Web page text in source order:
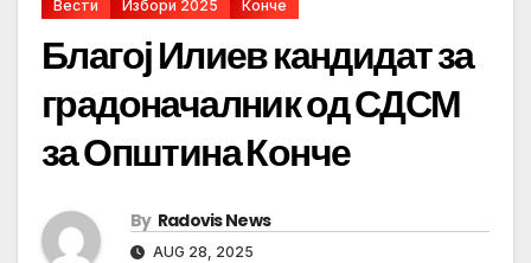
Вести Избори 2025 Конче
Благој Илиев кандидат за
градоначалник од СДСМ
за Општина Конче
By Radovis News
AUG 28, 2025